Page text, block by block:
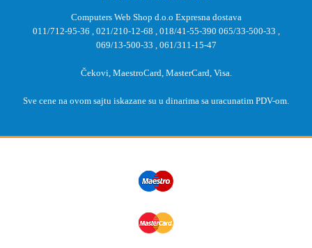
Computers Web Shop d.o.o Expresna dostava
011/712-95-36 , 021/210-12-68 , 018/41-55-390 065/33-500-33 ,
069/13-500-33 , 061/311-15-47
Čekovi, MaestroCard, MasterCard, Visa.
Sve cene na ovom sajtu iskazane su u dinarima sa uracunatim PDV-om.